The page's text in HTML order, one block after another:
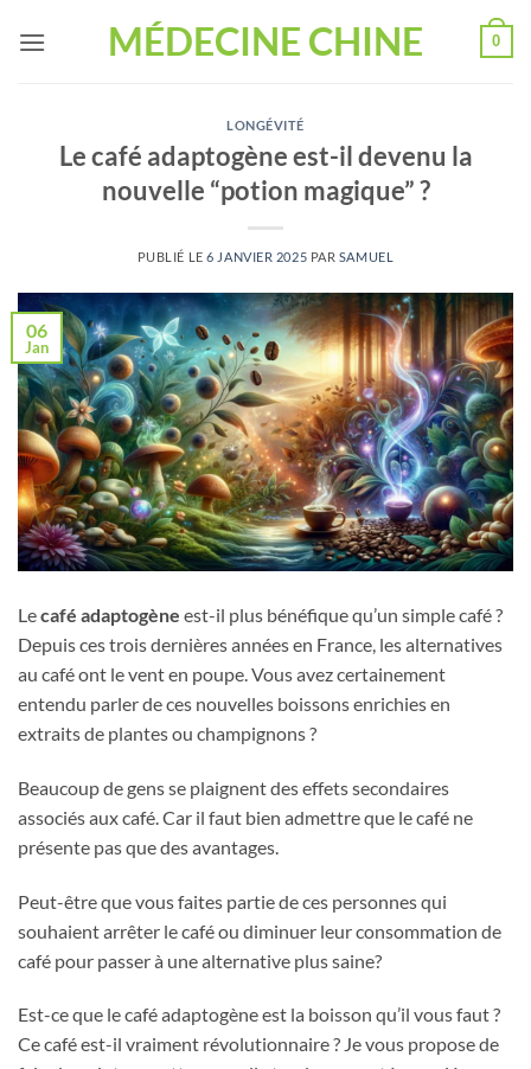
MÉDECINE CHINE 0
LONGÉVITÉ
Le café adaptogène est-il devenu la
nouvelle “potion magique” ?
PUBLIÉ LE6 JANVIER 2025 PAR SAMUEL
06
Jan
Lecafé adaptogène est-il plus bénéfique qu’un simple café ?
Depuis ces trois dernières années en France, les alternatives
au café ont le vent en poupe. Vous avez certainement
entendu parler de ces nouvelles boissons enrichies en
extraits de plantes ou champignons ?
Beaucoup de gens se plaignent des effets secondaires
associés aux café. Car il faut bien admettre que le café ne
présente pas que des avantages.
Peut-être que vous faites partie de ces personnes qui
souhaient arrêter le café ou diminuer leur consommation de
café pour passer à une alternative plus saine?
Est-ce que le café adaptogène est la boisson qu’il vous faut ?
Ce café est-il vraiment révolutionnaire ? Je vous propose de